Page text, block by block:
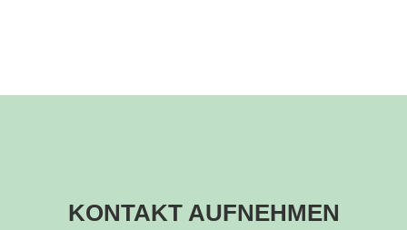
KONTAKT AUFNEHMEN